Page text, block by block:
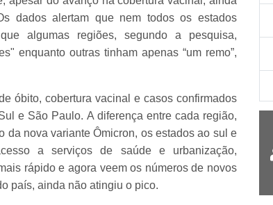
dados alertam que nem todos os estados
algumas regiões, segundo a pesquisa,
enquanto outras tinham apenas “um remo”,
óbito, cobertura vacinal e casos confirmados
e São Paulo. A diferença entre cada região,
da nova variante Ômicron, os estados ao sul e
a serviços de saúde e urbanização,
rápido e agora veem os números de novos
país, ainda não atingiu o pico.